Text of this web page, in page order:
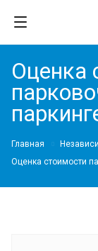
Оценка
Главная
Оценка стоимости